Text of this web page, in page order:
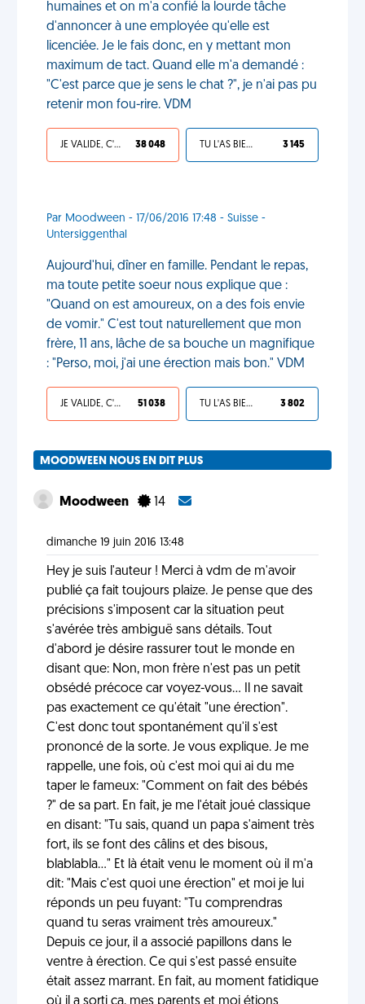
humaines et on m'a confié la lourde tâche
d'annoncer à une employée qu'elle est
licenciée. Je le fais donc, en y mettant mon
maximum de tact. Quand elle m'a demandé :
"C'est parce que je sens le chat ?", je n'ai pas pu
retenir mon fou-rire. VDM
JE VALIDE, C'EST UNE VDM 38 048 TU L'AS BIEN MÉRITÉ 3 145
Par Moodween - 17/06/2016 17:48 - Suisse -
Untersiggenthal
Aujourd'hui, dîner en famille. Pendant le repas,
ma toute petite soeur nous explique que :
"Quand on est amoureux, on a des fois envie
de vomir." C'est tout naturellement que mon
frère, 11 ans, lâche de sa bouche un magnifique
: "Perso, moi, j'ai une érection mais bon." VDM
JE VALIDE, C'EST UNE VDM 51 038 TU L'AS BIEN MÉRITÉ 3 802
MOODWEEN NOUS EN DIT PLUS
Moodween 14
dimanche 19 juin 2016 13:48
Hey je suis l'auteur ! Merci à vdm de m'avoir
publié ça fait toujours plaize. Je pense que des
précisions s'imposent car la situation peut
s'avérée très ambiguë sans détails. Tout
d'abord je désire rassurer tout le monde en
disant que: Non, mon frère n'est pas un petit
obsédé précoce car voyez-vous... Il ne savait
pas exactement ce qu'était "une érection".
C'est donc tout spontanément qu'il s'est
prononcé de la sorte. Je vous explique. Je me
rappelle, une fois, où c'est moi qui ai du me
taper le fameux: "Comment on fait des bébés
?" de sa part. En fait, je me l'était joué classique
en disant: "Tu sais, quand un papa s'aiment très
fort, ils se font des câlins et des bisous,
blablabla..." Et là était venu le moment où il m'a
dit: "Mais c'est quoi une érection" et moi je lui
réponds un peu fuyant: "Tu comprendras
quand tu seras vraiment très amoureux."
Depuis ce jour, il a associé papillons dans le
ventre à érection. Ce qui s'est passé ensuite
était assez marrant. En fait, au moment fatidique